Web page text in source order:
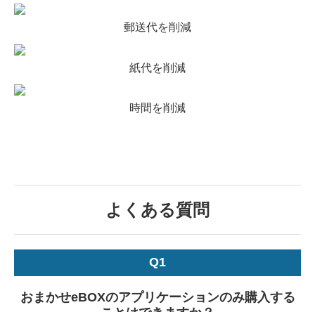
郵送代を削減
紙代を削減
時間を削減
よくある質問
Q1
おまかせeBOXのアプリケーションのみ購入する